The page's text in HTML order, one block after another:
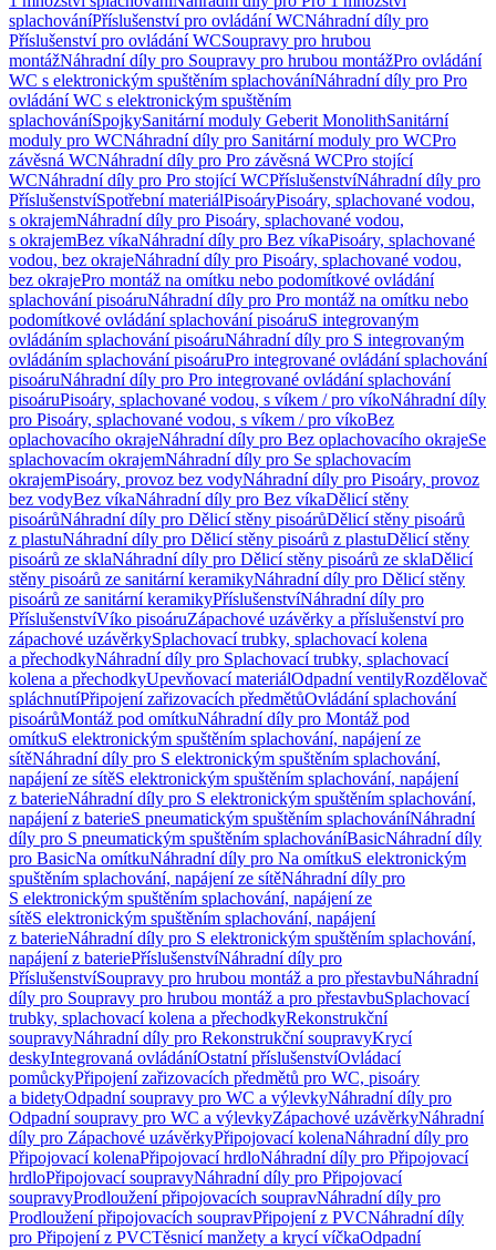
splachováníPříslušenství pro ovládání WCNáhradní díly pro
Příslušenství pro ovládání WCSoupravy pro hrubou
montážNáhradní díly pro Soupravy pro hrubou montážPro ovládání
WC s elektronickým spuštěním splachováníNáhradní díly pro Pro
ovládání WC s elektronickým spuštěním
splachováníSpojkySanitární moduly Geberit MonolithSanitární
moduly pro WCNáhradní díly pro Sanitární moduly pro WCPro
závěsná WCNáhradní díly pro Pro závěsná WCPro stojící
WCNáhradní díly pro Pro stojící WCPříslušenstvíNáhradní díly pro
PříslušenstvíSpotřební materiálPisoáryPisoáry, splachované vodou,
s okrajemNáhradní díly pro Pisoáry, splachované vodou,
s okrajemBez víkaNáhradní díly pro Bez víkaPisoáry, splachované
vodou, bez okrajeNáhradní díly pro Pisoáry, splachované vodou,
bez okrajePro montáž na omítku nebo podomítkové ovládání
splachování pisoáruNáhradní díly pro Pro montáž na omítku nebo
podomítkové ovládání splachování pisoáruS integrovaným
ovládáním splachování pisoáruNáhradní díly pro S integrovaným
ovládáním splachování pisoáruPro integrované ovládání splachování
pisoáruNáhradní díly pro Pro integrované ovládání splachování
pisoáruPisoáry, splachované vodou, s víkem / pro víkoNáhradní díly
pro Pisoáry, splachované vodou, s víkem / pro víkoBez
oplachovacího okrajeNáhradní díly pro Bez oplachovacího okrajeSe
splachovacím okrajemNáhradní díly pro Se splachovacím
okrajemPisoáry, provoz bez vodyNáhradní díly pro Pisoáry, provoz
bez vodyBez víkaNáhradní díly pro Bez víkaDělicí stěny
pisoárůNáhradní díly pro Dělicí stěny pisoárůDělicí stěny pisoárů
z plastuNáhradní díly pro Dělicí stěny pisoárů z plastuDělicí stěny
pisoárů ze sklaNáhradní díly pro Dělicí stěny pisoárů ze sklaDělicí
stěny pisoárů ze sanitární keramikyNáhradní díly pro Dělicí stěny
pisoárů ze sanitární keramikyPříslušenstvíNáhradní díly pro
PříslušenstvíVíko pisoáruZápachové uzávěrky a příslušenství pro
zápachové uzávěrkySplachovací trubky, splachovací kolena
a přechodkyNáhradní díly pro Splachovací trubky, splachovací
kolena a přechodkyUpevňovací materiálOdpadní ventilyRozdělovač
spláchnutíPřipojení zařizovacích předmětůOvládání splachování
pisoárůMontáž pod omítkuNáhradní díly pro Montáž pod
omítkuS elektronickým spuštěním splachování, napájení ze
sítěNáhradní díly pro S elektronickým spuštěním splachování,
napájení ze sítěS elektronickým spuštěním splachování, napájení
z baterieNáhradní díly pro S elektronickým spuštěním splachování,
napájení z baterieS pneumatickým spuštěním splachováníNáhradní
díly pro S pneumatickým spuštěním splachováníBasicNáhradní díly
pro BasicNa omítkuNáhradní díly pro Na omítkuS elektronickým
spuštěním splachování, napájení ze sítěNáhradní díly pro
S elektronickým spuštěním splachování, napájení ze
sítěS elektronickým spuštěním splachování, napájení
z baterieNáhradní díly pro S elektronickým spuštěním splachování,
napájení z bateriePříslušenstvíNáhradní díly pro
PříslušenstvíSoupravy pro hrubou montáž a pro přestavbuNáhradní
díly pro Soupravy pro hrubou montáž a pro přestavbuSplachovací
trubky, splachovací kolena a přechodkyRekonstrukční
soupravyNáhradní díly pro Rekonstrukční soupravyKrycí
deskyIntegrovaná ovládáníOstatní příslušenstvíOvládací
pomůckyPřipojení zařizovacích předmětů pro WC, pisoáry
a bidetyOdpadní soupravy pro WC a výlevkyNáhradní díly pro
Odpadní soupravy pro WC a výlevkyZápachové uzávěrkyNáhradní
díly pro Zápachové uzávěrkyPřipojovací kolenaNáhradní díly pro
Připojovací kolenaPřipojovací hrdloNáhradní díly pro Připojovací
hrdloPřipojovací soupravyNáhradní díly pro Připojovací
soupravyProdloužení připojovacích soupravNáhradní díly pro
Prodloužení připojovacích soupravPřipojení z PVCNáhradní díly
pro Připojení z PVCTěsnicí manžety a krycí víčkaOdpadní